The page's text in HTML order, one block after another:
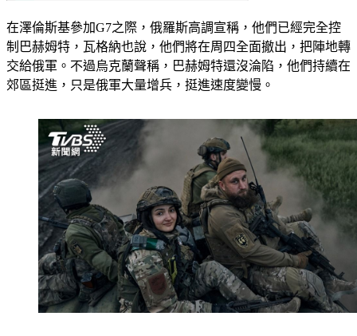
在澤倫斯基參加G7之際，俄羅斯高調宣稱，他們已經完全控
制巴赫姆特，瓦格納也說，他們將在周四全面撤出，把陣地轉
交給俄軍。不過烏克蘭聲稱，巴赫姆特還沒淪陷，他們持續在
郊區挺進，只是俄軍大量增兵，挺進速度變慢。